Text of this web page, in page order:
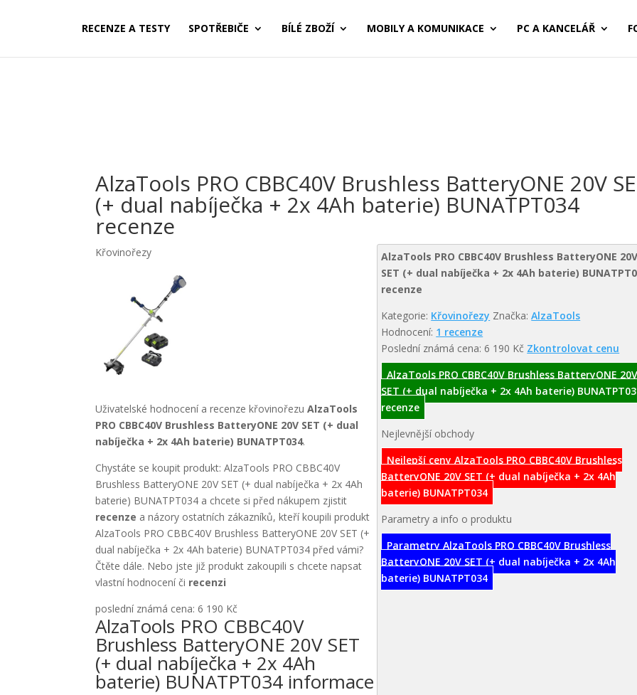
RECENZE A TESTY SPOTŘEBIČE BÍLÉ ZBOŽÍ MOBILY A KOMUNIKACE PC A KANCELÁŘ
AlzaTools PRO CBBC40V Brushless BatteryONE 20V
(+ dual nabíječka + 2x 4Ah baterie) BUNATPT034
recenze
AlzaTools PRO CBBC40V Brushless BatteryONE
SET (+ dual nabíječka + 2x 4Ah baterie)
recenze
Kategorie: Křovinořezy Značka:AlzaTools
Hodnocení: 1 recenze
Poslední známá cena: 6 190 Kč Zkontrolovat cenu
AlzaTools PRO CBBC40V Brushless BatteryONE
SET (+ dual nabíječka + 2x 4Ah baterie)
recenze
Nejlevnější obchody
Nejlepší ceny AlzaTools PRO CBBC40V Brushless
BatteryONE 20V SET (+ dual nabíječka + 2x 4Ah
baterie) BUNATPT034
Parametry a info o produktu
Parametry AlzaTools PRO CBBC40V Brushless
BatteryONE 20V SET (+ dual nabíječka + 2x 4Ah
baterie) BUNATPT034
Křovinořezy
Uživatelské hodnocení a recenze křovinořezuAlzaTools
PRO CBBC40V Brushless BatteryONE 20V SET (+ dual
nabíječka + 2x 4Ah baterie) BUNATPT034.
Chystáte se koupit produkt: AlzaTools PRO CBBC40V
Brushless BatteryONE 20V SET (+ dual nabíječka + 2x 4Ah
baterie) BUNATPT034 a chcete si před nákupem zjistit
recenze a názory ostatních zákazníků, kteří koupili produkt
AlzaTools PRO CBBC40V Brushless BatteryONE 20V SET (+
dual nabíječka + 2x 4Ah baterie) BUNATPT034 před vámi?
Čtěte dále. Nebo jste již produkt zakoupili s chcete napsat
vlastní hodnocení či recenzi
poslední známá cena: 6 190 Kč
AlzaTools PRO CBBC40V
Brushless BatteryONE 20V SET
(+ dual nabíječka + 2x 4Ah
baterie) BUNATPT034 informace